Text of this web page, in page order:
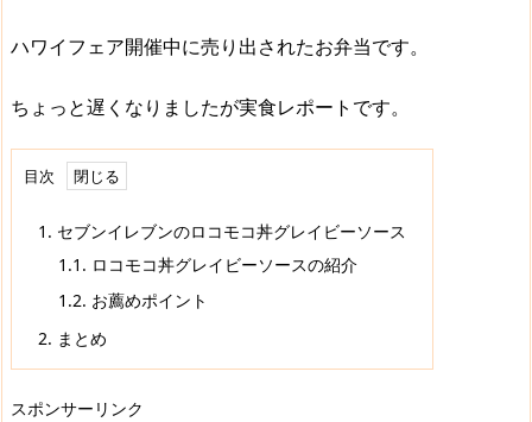
ハワイフェア開催中に売り出されたお弁当です。
ちょっと遅くなりましたが実食レポートです。
目次
1. セブンイレブンのロコモコ丼グレイビーソース
1.1. ロコモコ丼グレイビーソースの紹介
1.2. お薦めポイント
2. まとめ
スポンサーリンク